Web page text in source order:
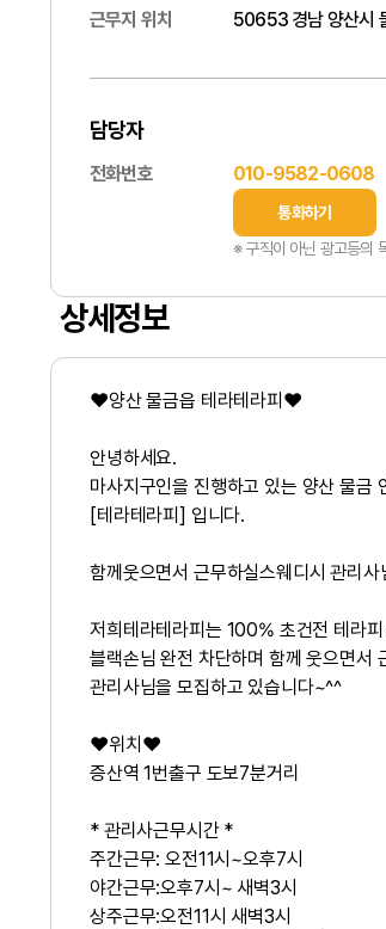
근무지 위치
50653 경남 양산시
담당자
전화번호 010-9582-0608
통화하기
※ 구직이 아닌 광고등의
상세정보
❤️양산 물금읍 테라테라피❤️
안녕하세요.
마사지구인을 진행하고 있는 양산 물금
[테라테라피] 입니다.
함께웃으면서 근무하실스웨디시 관리
저희테라테라피는 100% 초건전 테라
블랙손님 완전 차단하며 함께 웃으면서
관리사님을 모집하고 있습니다~^^
❤️위치❤️
증산역 1번출구 도보7분거리
* 관리사근무시간 *
주간근무: 오전11시~오후7시
야간근무:오후7시~ 새벽3시
상주근무:오전11시 새벽3시